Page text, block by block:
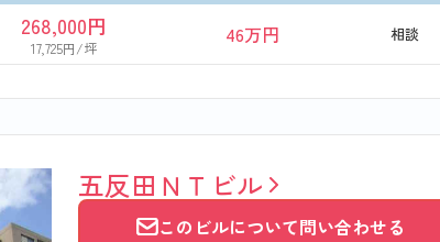
268,000円
17,725円/坪
46万円 相談
五反田ＮＴビル
このビルについて問い合わせる